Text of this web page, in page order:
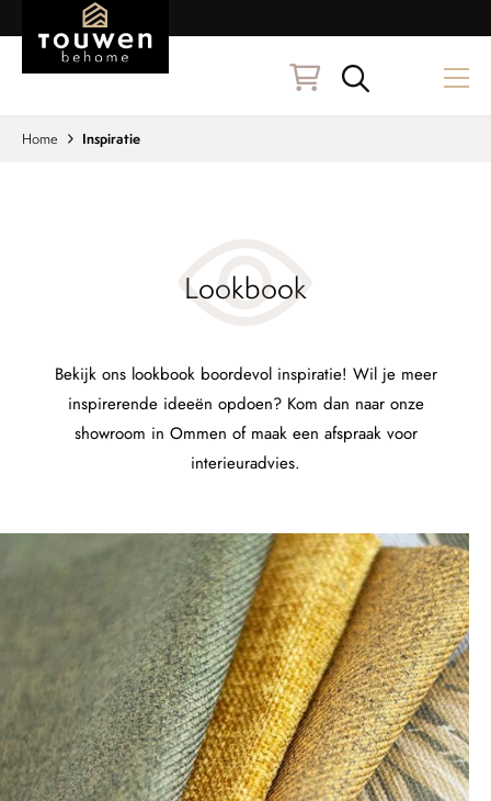
Naar hoofdinhoud
Zoeken
Home Inspiratie
Lookbook
Bekijk ons lookbook boordevol inspiratie! Wil je meer
inspirerende ideeën opdoen? Kom dan naar onze
showroom in Ommen of maak een afspraak voor
interieuradvies.